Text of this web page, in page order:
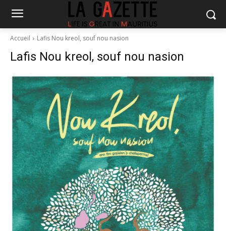
Accueil Lafis Nou kreol, souf nou nasion
Lafis Nou kreol, souf nou nasion